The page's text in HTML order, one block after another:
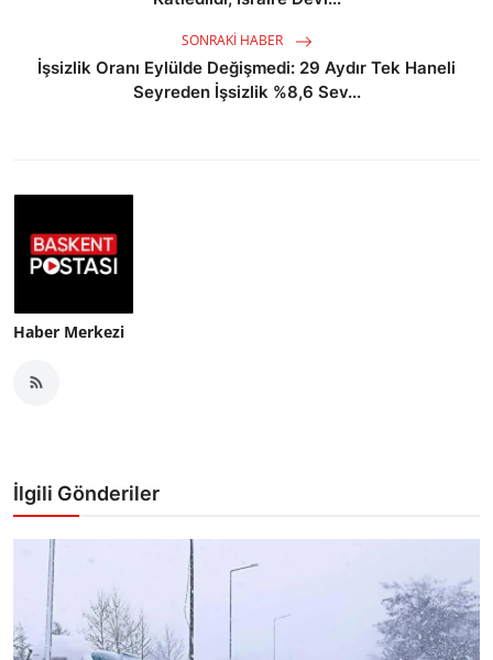
SONRAKI HABER
İşsizlik Oranı Eylülde Değişmedi: 29 Aydır Tek Haneli
Seyreden İşsizlik %8,6 Sev...
Haber Merkezi
İlgili Gönderiler